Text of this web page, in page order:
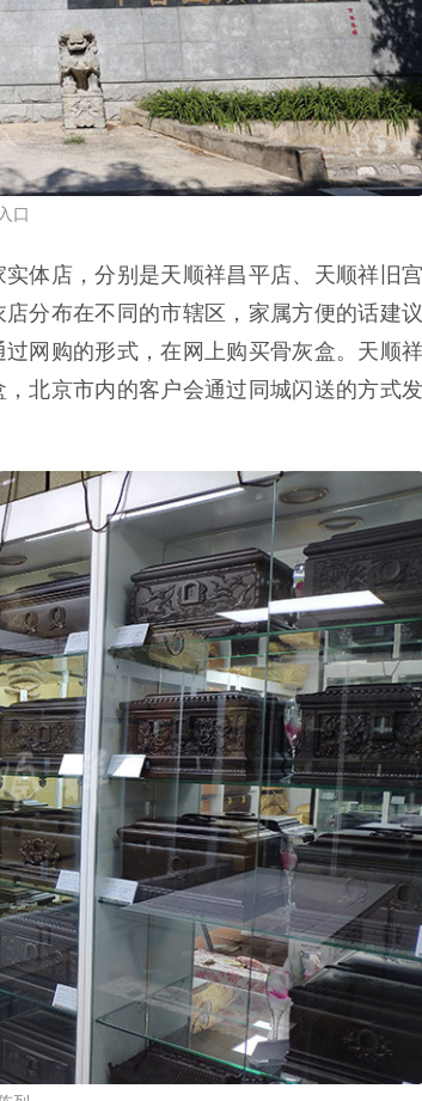
口
体店，分别是天顺祥昌平店、天顺祥旧宫
分布在不同的市辖区，家属方便的话建议
网购的形式，在网上购买骨灰盒。天顺祥
北京市内的客户会通过同城闪送的方式发